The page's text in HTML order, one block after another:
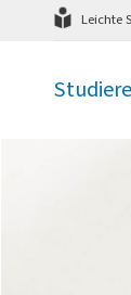
zumLeichte